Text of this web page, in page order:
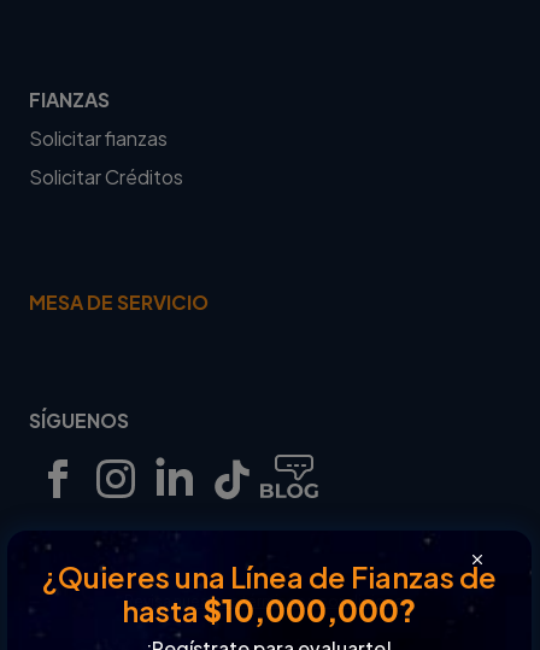
¿Quieres una Línea de Fianzas de
hasta$10,000,000?
FIANZAS
Solicitar fianzas
Solicitar Créditos
MESA DE SERVICIO
SÍGUENOS
Revisa nuestros términos y condiciones.